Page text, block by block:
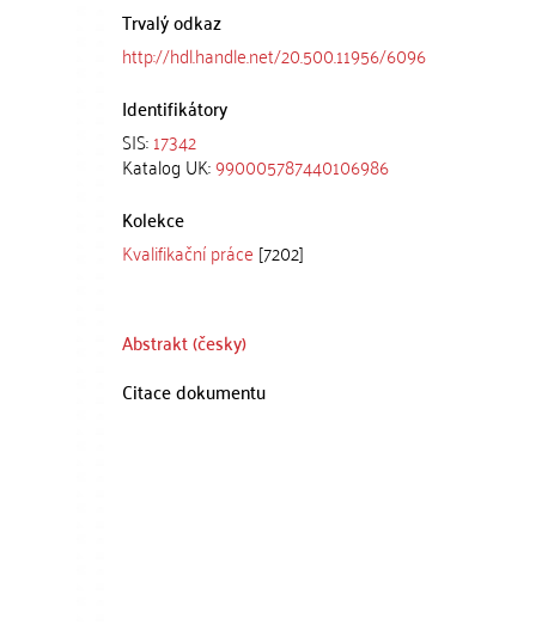
Trvalý odkaz
http://hdl.handle.net/20.500.11956/6096
Identifikátory
SIS:17342
Katalog UK:990005787440106986
Kolekce
Kvalifikační práce [7202]
Abstrakt (česky)
Citace dokumentu